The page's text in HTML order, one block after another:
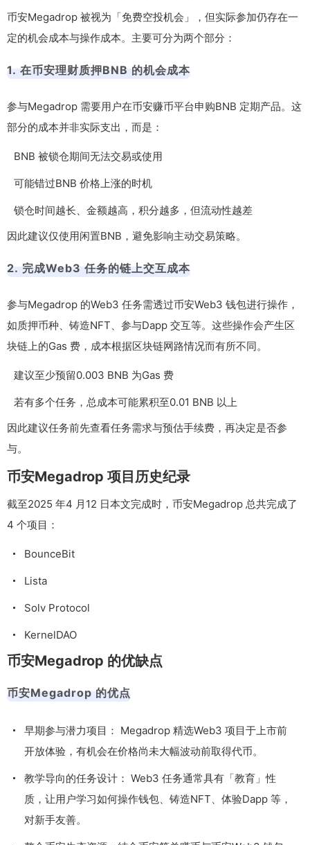
币安Megadrop 被视为「免费空投机会」，但实际参加仍存在一
定的机会成本与操作成本。主要可分为两个部分：
1. 在币安理财质押BNB 的机会成本
参与Megadrop 需要用户在币安赚币平台申购BNB 定期产品。这
部分的成本并非实际支出，而是：
BNB 被锁仓期间无法交易或使用
可能错过BNB 价格上涨的时机
锁仓时间越长、金额越高，积分越多，但流动性越差
因此建议仅使用闲置BNB，避免影响主动交易策略。
2. 完成Web3 任务的链上交互成本
参与Megadrop 的Web3 任务需透过币安Web3 钱包进行操作，
如质押币种、铸造NFT、参与Dapp 交互等。这些操作会产生区
块链上的Gas 费，成本根据区块链网路情况而有所不同。
建议至少预留0.003 BNB 为Gas 费
若有多个任务，总成本可能累积至0.01 BNB 以上
因此建议任务前先查看任务需求与预估手续费，再决定是否参
与。
币安Megadrop 项目历史纪录
截至2025 年4 月12 日本文完成时，币安Megadrop 总共完成了
4 个项目：
BounceBit
Lista
Solv Protocol
KernelDAO
币安Megadrop 的优缺点
币安Megadrop 的优点
早期参与潜力项目： Megadrop 精选Web3 项目于上市前
开放体验，有机会在价格尚未大幅波动前取得代币。
教学导向的任务设计： Web3 任务通常具有「教育」性
质，让用户学习如何操作钱包、铸造NFT、体验Dapp 等，
对新手友善。